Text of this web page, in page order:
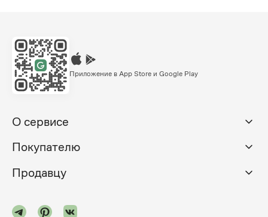
Приложение в App Store и Google Play
О сервисе
Покупателю
Продавцу